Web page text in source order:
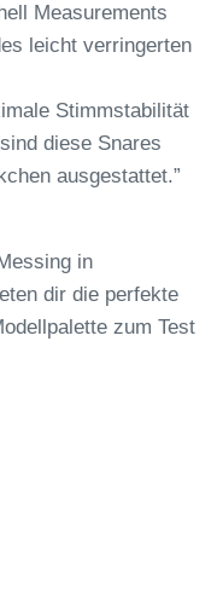
Measurements
leicht verringerten
Stimmstabilität
diese Snares
ausgestattet.”
in
dir die perfekte
zum Test